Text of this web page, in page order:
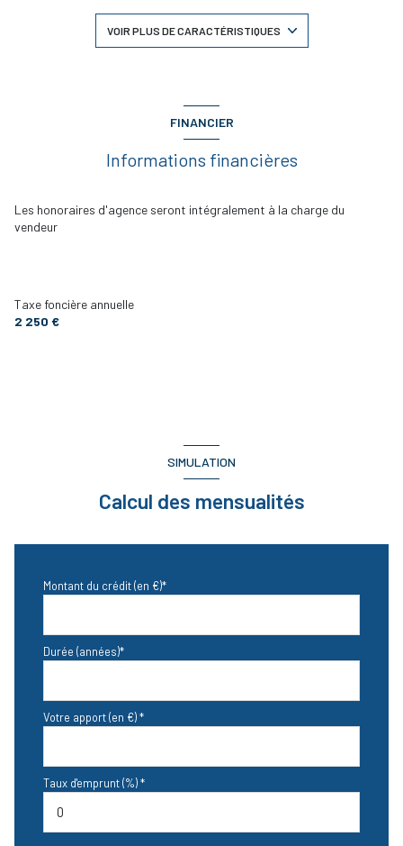
Chauffage individuel : radiateur (electrique)
2 parking(s)
2ème étage
VOIR PLUS DE CARACTÉRISTIQUES
FINANCIER
Informations financières
Les honoraires d'agence seront intégralement à la charge du
vendeur
Taxe foncière annuelle
2 250 €
SIMULATION
Calcul des mensualités
Montant du crédit (en €)*
Durée (années)*
Votre apport (en €) *
Taux d'emprunt (%) *